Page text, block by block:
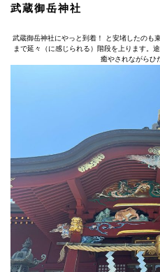
武蔵御岳神社
武蔵御岳神社にやっと到着！ と安堵したのも
まで延々（に感じられる）階段を上ります。
癒やされながらひ